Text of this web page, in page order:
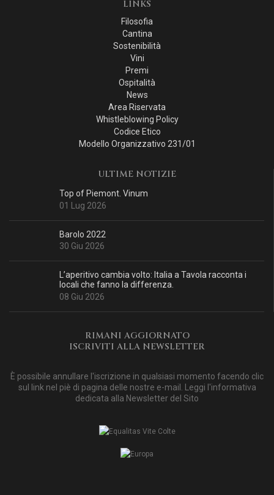
LINKS
Filosofia
Cantina
Sostenibilità
Vini
Premi
Ospitalità
News
Area Riservata
Whistleblowing Policy
Codice Etico
Modello Organizzativo 231/01
ULTIME NOTIZIE
Top of Piemont. Vinum
01 Lug 2026
Barolo 2022
30 Giu 2026
L’aperitivo cambia volto: Italia a Tavola racconta i
locali che fanno la differenza.
08 Giu 2026
RIMANI AGGIORNATO
ISCRIVITI ALLA NEWSLETTER
È possibile annullare l'iscrizione in qualsiasi momento facendo clic
sul link nel piè di pagina delle nostre e-mail. Leggi l'informativa
dedicata alla Newsletter del Sito